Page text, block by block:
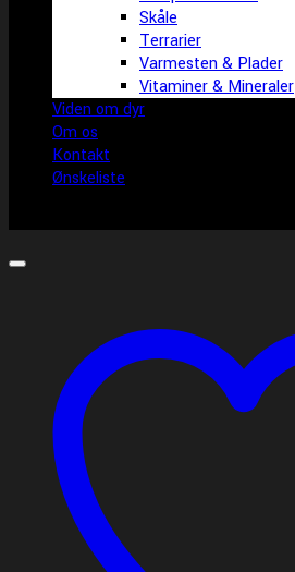
Skåle
Terrarier
Varmesten & Plader
Vitaminer & Mineraler
Viden om dyr
Om os
Kontakt
Ønskeliste